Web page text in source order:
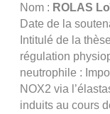
Nom : ROLAS
Date de la
Intitulé de la
régulation
neutrophile :
NOX2 via
induits au cours